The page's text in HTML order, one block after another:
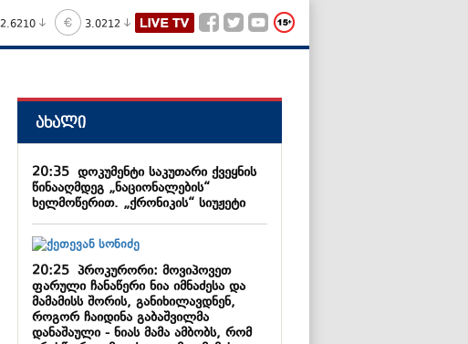
2.6210 3.0212
ახალი
20:35დოკუმენტი საკუთარი ქვეყნის
წინააღმდეგ „ნაციონალების“
ხელმოწერით. „ქრონიკის“ სიუჟეტი
20:25პროკურორი: მოვიპოვეთ
ფარული ჩანაწერი ნია იმნაძესა და
მამამისს შორის, განიხილავდნენ,
როგორ ჩაიდინა გაბაშვილმა
დანაშაული - ნიას მამა ამბობს, რომ